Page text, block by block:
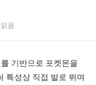
음
기반으로 포켓몬을
특성상 직접 발로 뛰며